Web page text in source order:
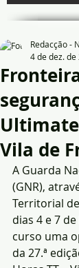
Ultimate
Vila de
Redacção -
4 de dez. de
A Guarda
(GNR),
Territorial
dias 4 e 7
curso uma
da 27.ª